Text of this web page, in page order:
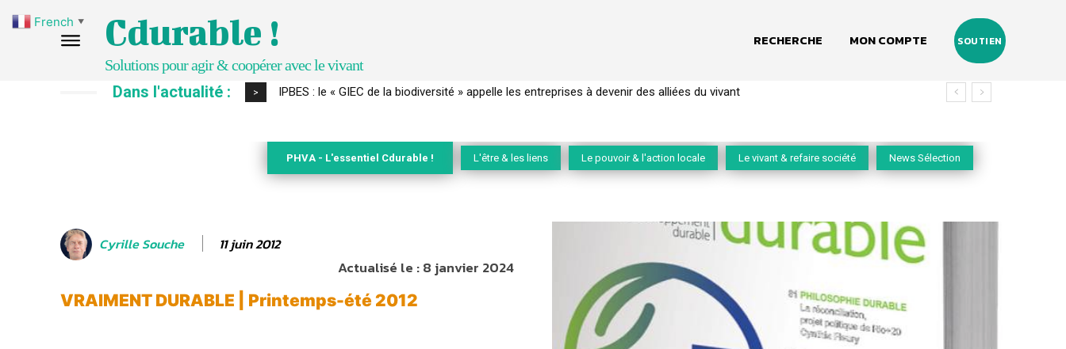
Cdurable !
Solutions pour agir & coopérer avec le vivant
RECHERCHE MON COMPTE SOUTIEN
Dans l'actualité : > Comment le sol français a perdu sa mémoire hydrique et déréglé tout le territoire (2020-2026)
PHVA - L'essentiel Cdurable ! L'être & les liens Le pouvoir & l'action locale Le vivant & refaire société News Sélection
Cyrille Souche 11 juin 2012
Actualisé le :8 janvier 2024
VRAIMENT DURABLE | Printemps-été 2012
French ▼